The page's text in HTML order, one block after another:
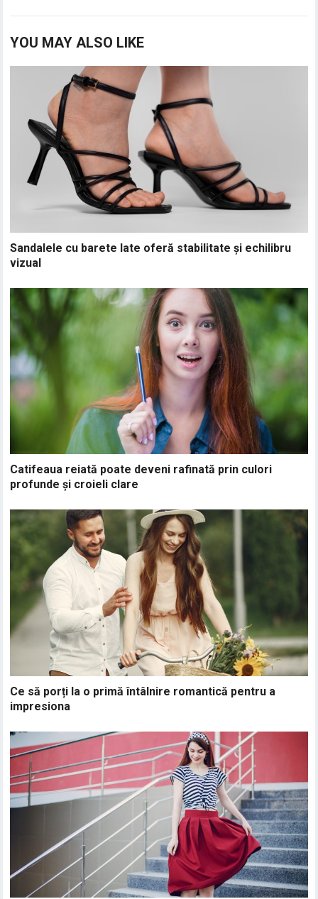
YOU MAY ALSO LIKE
Sandalele cu barete late oferă stabilitate și echilibru
vizual
Catifeaua reiată poate deveni rafinată prin culori
profunde și croieli clare
Ce să porți la o primă întâlnire romantică pentru a
impresiona